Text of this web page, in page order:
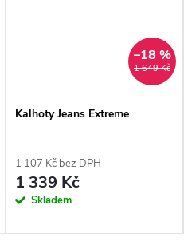
1 649 Kč
–18 %
Kalhoty Jeans Extreme
1 107 Kč bez DPH
1 339 Kč
Skladem